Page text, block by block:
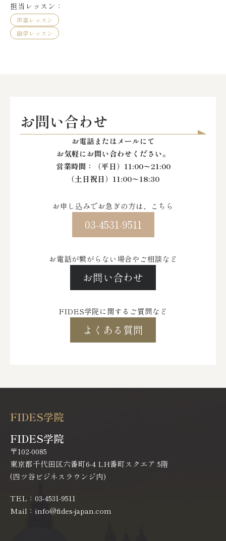
担当レッスン：
声楽レッスン
語学レッスン
お問い合わせ
お電話またはメールにて
お気軽にお問い合わせください。
営業時間：
（平日）11:00〜21:00
（土日祝日）11:00〜18:30
お申し込みでお急ぎの方は、こちら
03-4531-9511
お電話が繋がらない場合やご相談など
お問い合わせ
FIDES学院に関するご質問など
よくある質問
FIDES学院
FIDES学院
〒102-0085
東京都千代田区六番町6-4 LH番町スクエア 5階
(四ツ谷ビジネスラウンジ内)
TEL：03-4531-9511
Mail：info@fides-japan.com